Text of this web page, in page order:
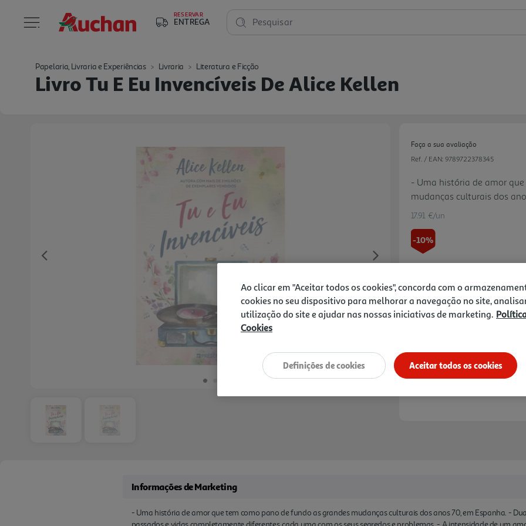
RESERVAR
ENTREGA Pesquisar
Papelaria, Livraria e Experiências Livraria Literatura e Ficção
Livro Tu E Eu Invencíveis De Alice Kellen
Previous Next
Faça a sua avaliação
Ref. / EAN: 9789722378345
- Uma história de amor
mudanças culturais dos
imperfeitas, que têm
mperfeito, os desafios do
- Alice Kellen é uma
exemplares vendidos. É
leitoras. - Para fãs de
17.91 €/un
-10%
17,91 €
Notas de preparação
Informações de Marketing
- Uma história de amor que tem como pano de fundo as grandes mudanças culturais dos anos 70, em Espanha. -
Ao clicar em "Aceitar todos os cookies", concorda com o
cookies no seu dispositivo para melhorar a navegação no site,
utilização do site e ajudar nas nossas iniciativas de marketing.
Cookies
Aceitar todos os cookies
Definições de cookies